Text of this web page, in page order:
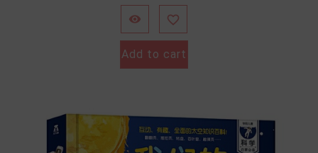
 
Add to cart